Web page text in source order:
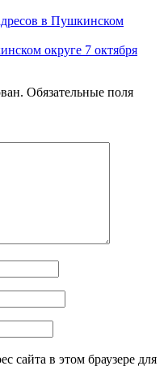
в Пушкинском
округе 7 октября
Обязательные поля
сайта в этом браузере для